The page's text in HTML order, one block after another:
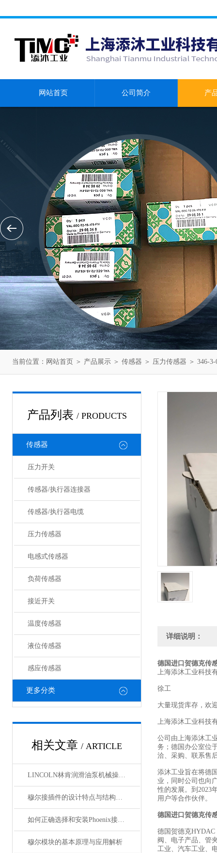
网站首页 公司简介 产
当前位置： 网站首页 ＞ 产品展示 ＞ 传感器 ＞ 压力传感器 ＞ 346-
产品列表 / PRODUCTS
传感器
压力开关
传感器/执行器连接器
传感器/执行器电缆
压力传感器
电感式传感器
负荷传感器
接近开关
温度传感器
液位传感器
感应传感器
更多分类
相关文章 / ARTICLE
LINCOLN林肯润滑油泵机械操作原理
穆尔接插件的设计特点与结构优化
如何正确选择和安装Phoenix接插件以确保其性能？
穆尔模块的基本原理与应用解析
详细说明：
德国进口贺德克传
上海添沐工业科技
徐工
大量现货库存，欢
上海添沐工业科技
公司由上海添沐工
务；德国办公室位
洽、采购、联系售
添沐工业旨在将德
业，同时公司也向
性的发展。到2023
用户等合作伙伴。
德国进口贺德克传
德国贺德克HYDAC
阀、电子产品、管
工业、汽车工业、